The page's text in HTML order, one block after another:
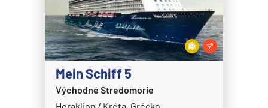
Mein Schiff 5
Východné Stredomorie